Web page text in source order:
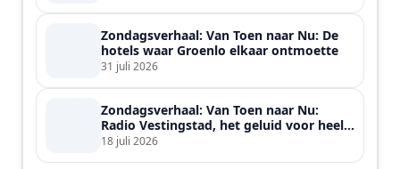
Zondagsverhaal: Van Toen naar Nu: De
hotels waar Groenlo elkaar ontmoette
31 juli 2026
Zondagsverhaal: Van Toen naar Nu:
Radio Vestingstad, het geluid voor heel
de streek
18 juli 2026